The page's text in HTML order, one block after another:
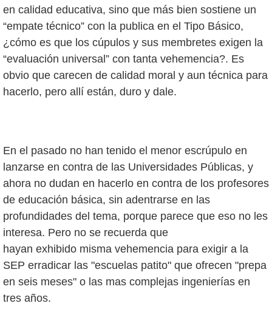
en calidad educativa, sino que más bien sostiene un
“empate técnico” con la publica en el Tipo Básico,
¿cómo es que los cúpulos y sus membretes exigen la
“evaluación universal” con tanta vehemencia?. Es
obvio que carecen de calidad moral y aun técnica para
hacerlo, pero allí están, duro y dale.
En el pasado no han tenido el menor escrúpulo en
lanzarse en contra de las Universidades Públicas, y
ahora no dudan en hacerlo en contra de los profesores
de educación básica, sin adentrarse en las
profundidades del tema, porque parece que eso no les
interesa. Pero no se recuerda que
hayan exhibido misma vehemencia para exigir a la
SEP erradicar las "escuelas patito" que ofrecen "prepa
en seis meses" o las mas complejas ingenierías en
tres años.